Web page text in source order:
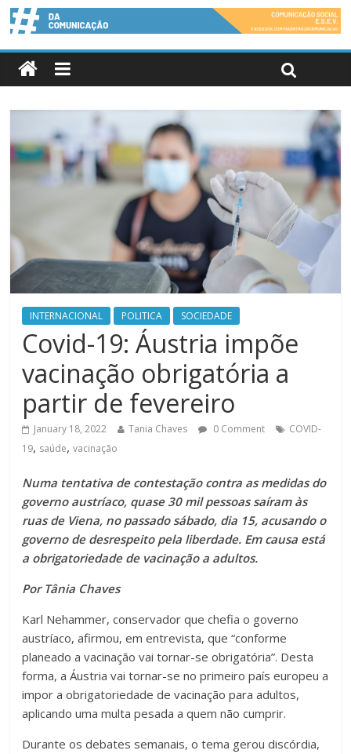
INTERNACIONAL POLITICA SOCIEDADE
Covid-19: Áustria impõe
vacinação obrigatória a
partir de fevereiro
January 18, 2022 Tania Chaves 0 Comment
COVID-
19, saúde,vacinação
Numa tentativa de contestação contra as medidas do
governo austríaco, quase 30 mil pessoas saíram às
ruas de Viena, no passado sábado, dia 15, acusando o
governo de desrespeito pela liberdade. Em causa está
a obrigatoriedade de vacinação a adultos.
Por Tânia Chaves
Karl Nehammer, conservador que chefia o governo
austríaco, afirmou, em entrevista, que “conforme
planeado a vacinação vai tornar-se obrigatória”. Desta
forma, a Áustria vai tornar-se no primeiro país europeu a
impor a obrigatoriedade de vacinação para adultos,
aplicando uma multa pesada a quem não cumprir.
スーパーコピーブランド靴 スーパーコピーブランド スー
Durante os debates semanais, o tema gerou discórdia,